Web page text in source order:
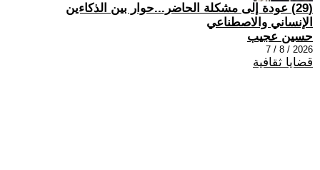
(29) عودة إلى مشكلة الحاضر...حوار بين الذكاءين
الإنساني والاصطناعي
حسين عجيب
2026 / 8 / 7
قضايا ثقافية